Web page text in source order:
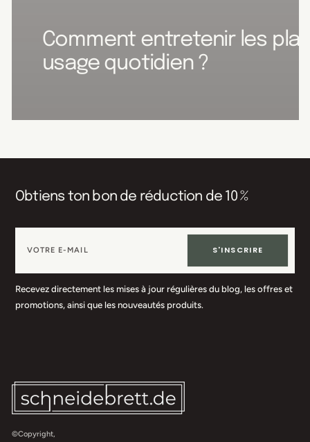
Comment entretenir les
usage quotidien ?
Obtiens ton bon de réduction de 10 %
S'INSCRIRE
Recevez directement les mises à jour régulières du blog, les offres et
promotions, ainsi que les nouveautés produits.
©Copyright,